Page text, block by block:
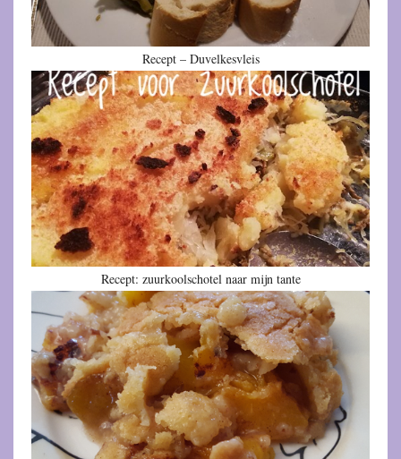
Recept – Duvelkesvleis
Recept: zuurkoolschotel naar mijn tante